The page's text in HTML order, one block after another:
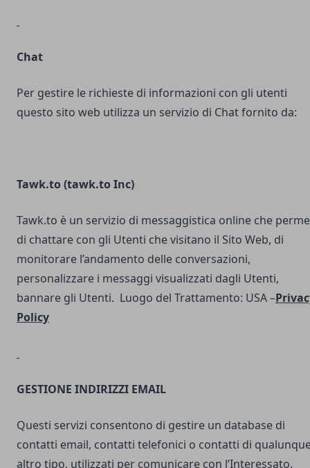
Chat
Per gestire le richieste di informazioni con gli utenti
questo sito web utilizza un servizio di Chat fornito da:
Tawk.to (tawk.to Inc)
Tawk.to è un servizio di messaggistica online che
di chattare con gli Utenti che visitano il Sito Web, di
monitorare l’andamento delle conversazioni,
personalizzare i messaggi visualizzati dagli Utenti,
bannare gli Utenti. Luogo del Trattamento: USA –
Policy
GESTIONE INDIRIZZI EMAIL
Questi servizi consentono di gestire un database di
contatti email, contatti telefonici o contatti di
altro tipo, utilizzati per comunicare con l’Interessato.